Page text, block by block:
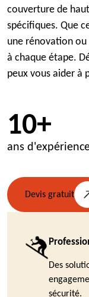
couverture de
spécifiques. Que
une rénovation ou
à chaque étape.
peux vous aider à
10+
ans
Devis gratuit
Des
sécurité.